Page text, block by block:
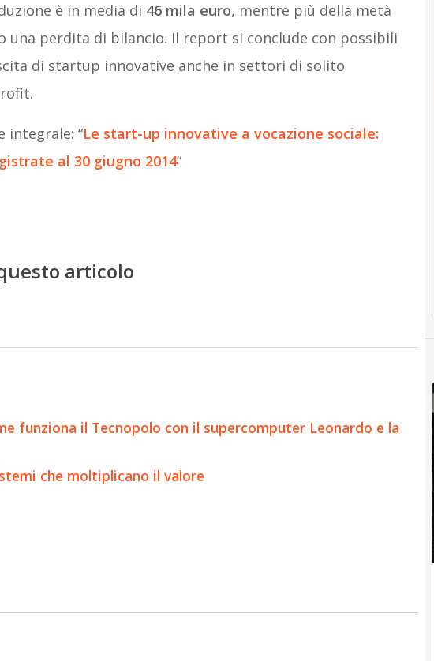
è in media di 46 mila euro, mentre più della metà
una perdita di bilancio. Il report si conclude con possibili
di startup innovative anche in settori di solito
integrale: “Le start-up innovative a vocazione sociale:
al 30 giugno 2014“
articolo
funziona il Tecnopolo con il supercomputer Leonardo e la
che moltiplicano il valore